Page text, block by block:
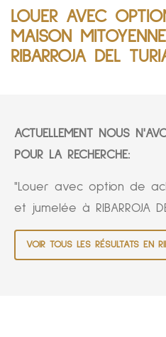
LOUER AVEC
MAISON
RIBARROJA DEL
ACTUELLEMENT NOUS
POUR LA RECHERCHE:
"Louer avec option de
et jumelée à RIBARROJA
VOIR TOUS LES RÉSULTATS EN